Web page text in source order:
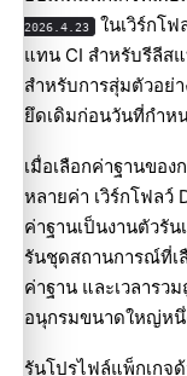
2026.4.23 ในเวิร์กโฟ
แทน CI สำหรับรีลีส
สำหรับการสุ่มตัวอย่
ยึดเดิมก่อนวันที่กำห
เมื่อเลือกค่าฐานขอ
หลายค่า เวิร์กโฟลว์
ค่าฐานเป็นงานตัวรั
รันชุดสถานการณ์ที่
ค่าฐาน และเวลาร
อนุกรมขนาดใหญ่หนึ่
รันโปรไฟล์แพ็กเกจ